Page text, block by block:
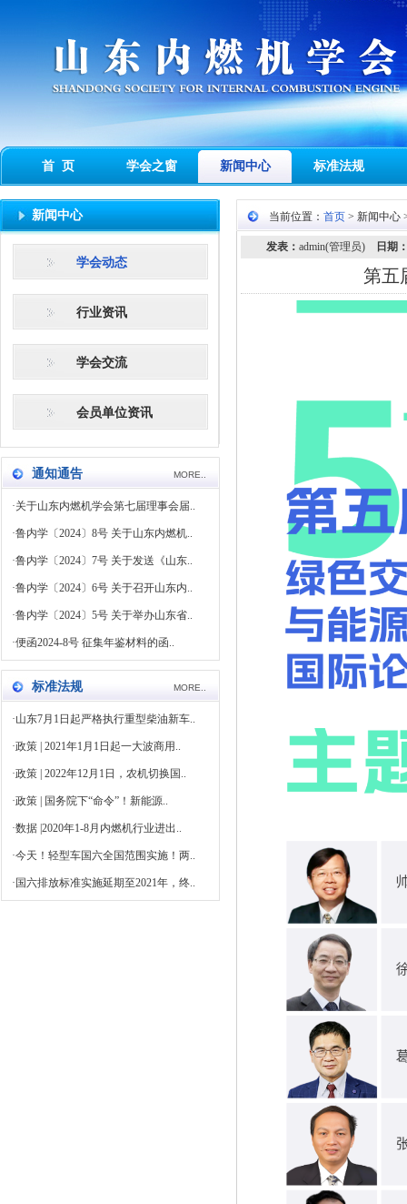
首 页 学会之窗 新闻中心 标准法规
新闻中心
学会动态
行业资讯
学会交流
会员单位资讯
通知通告 MORE..
·关于山东内燃机学会第七届理事会届..
·鲁内学〔2024〕8号 关于山东内燃机..
·鲁内学〔2024〕7号 关于发送《山东..
·鲁内学〔2024〕6号 关于召开山东内..
·鲁内学〔2024〕5号 关于举办山东省..
·便函2024-8号 征集年鉴材料的函..
标准法规 MORE..
·山东7月1日起严格执行重型柴油新车..
·政策 | 2021年1月1日起一大波商用..
·政策 | 2022年12月1日，农机切换国..
·政策 | 国务院下“命令”！新能源..
·数据 |2020年1-8月内燃机行业进出..
·今天！轻型车国六全国范围实施！两..
· 国六排放标准实施延期至2021年，终..
当前位置： 首页 > 新闻中心
发表： admin(管理员) 日期
第五